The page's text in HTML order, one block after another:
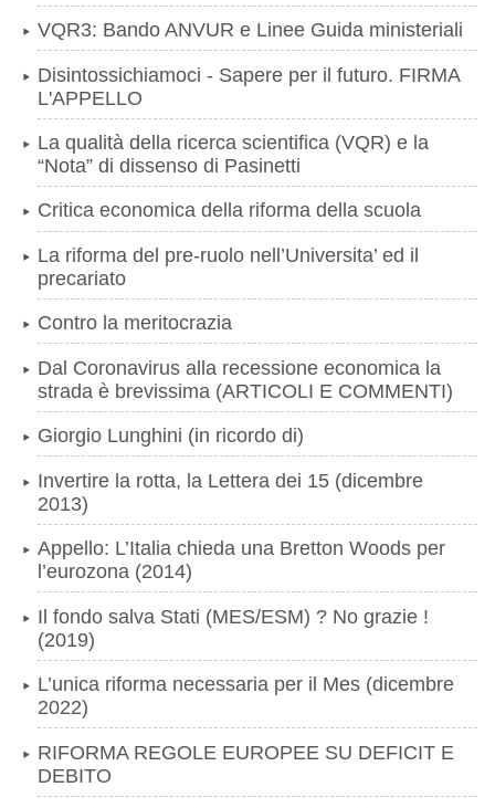
VQR3: Bando ANVUR e Linee Guida ministeriali
Disintossichiamoci - Sapere per il futuro. FIRMA
L'APPELLO
La qualità della ricerca scientifica (VQR) e la
“Nota” di dissenso di Pasinetti
Critica economica della riforma della scuola
La riforma del pre-ruolo nell’Universita’ ed il
precariato
Contro la meritocrazia
Dal Coronavirus alla recessione economica la
strada è brevissima (ARTICOLI E COMMENTI)
Giorgio Lunghini (in ricordo di)
Invertire la rotta, la Lettera dei 15 (dicembre
2013)
Appello: L’Italia chieda una Bretton Woods per
l’eurozona (2014)
Il fondo salva Stati (MES/ESM) ? No grazie !
(2019)
L’unica riforma necessaria per il Mes (dicembre
2022)
RIFORMA REGOLE EUROPEE SU DEFICIT E
DEBITO